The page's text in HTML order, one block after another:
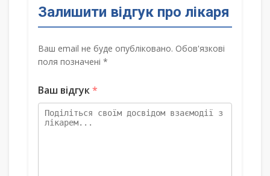
Залишити відгук про лікаря
Ваш email не буде опубліковано. Обов'язкові
поля позначені *
Ваш відгук*